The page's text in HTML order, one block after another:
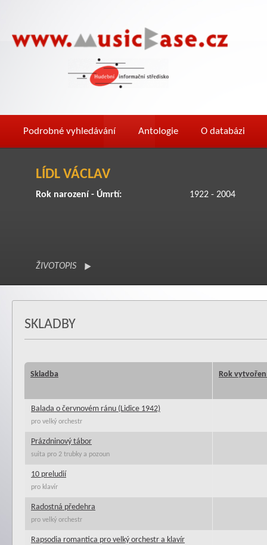
Podrobné vyhledávání Antologie O databázi
LÍDL VÁCLAV
Rok narození - Úmrtí: 1922 - 2004
ŽIVOTOPIS
SKLADBY
Skladba Rok
Balada o červnovém ránu (Lidice 1942)
pro velký orchestr
Prázdninový tábor
suita pro 2 trubky a pozoun
10 preludií
pro klavír
Radostná předehra
pro velký orchestr
Rapsodia romantica pro velký orchestr a klavír